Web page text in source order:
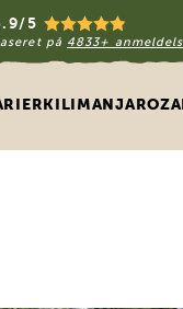
5
på 4833+
KILIMANJARO